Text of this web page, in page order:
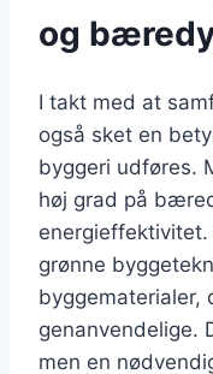
og
I takt med at
også sket en
byggeri udføres.
høj grad på
grønne
byggematerialer,
genanvendelige.
men en